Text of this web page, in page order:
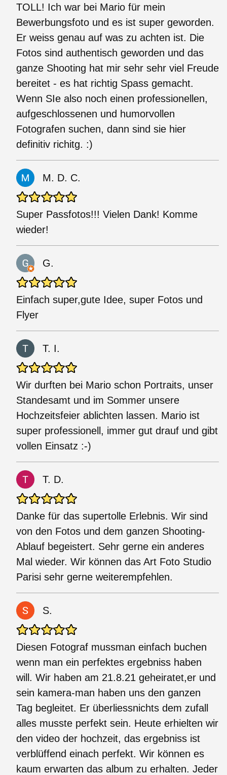
TOLL! Ich war bei Mario für mein
Bewerbungsfoto und es ist super geworden.
Er weiss genau auf was zu achten ist. Die
Fotos sind authentisch geworden und das
ganze Shooting hat mir sehr sehr viel Freude
bereitet - es hat richtig Spass gemacht.
Wenn SIe also noch einen professionellen,
aufgeschlossenen und humorvollen
Fotografen suchen, dann sind sie hier
definitiv richitg. :)
M. D. C.
Super Passfotos!!! Vielen Dank! Komme
wieder!
G.
Einfach super,gute Idee, super Fotos und
Flyer
T. I.
Wir durften bei Mario schon Portraits, unser
Standesamt und im Sommer unsere
Hochzeitsfeier ablichten lassen. Mario ist
super professionell, immer gut drauf und gibt
vollen Einsatz :-)
T. D.
Danke für das supertolle Erlebnis. Wir sind
von den Fotos und dem ganzen Shooting-
Ablauf begeistert. Sehr gerne ein anderes
Mal wieder. Wir können das Art Foto Studio
Parisi sehr gerne weiterempfehlen.
S.
Diesen Fotograf mussman einfach buchen
wenn man ein perfektes ergebniss haben
will. Wir haben am 21.8.21 geheiratet,er und
sein kamera-man haben uns den ganzen
Tag begleitet. Er überliessnichts dem zufall
alles musste perfekt sein. Heute erhielten wir
den video der hochzeit, das ergebniss ist
verblüffend einach perfekt. Wir können es
kaum erwarten das album zu erhalten. Jeder